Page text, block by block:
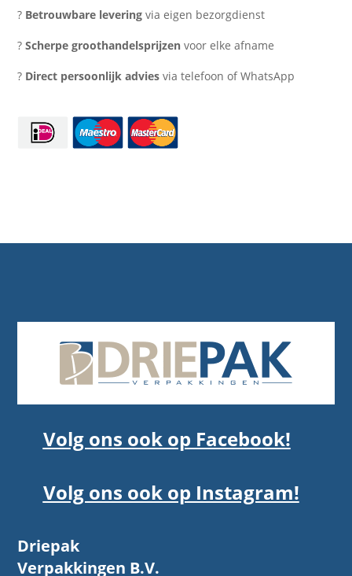
zwart
? Betrouwbare levering via eigen bezorgdienst
?Scherpe groothandelsprijzen voor elke afname
? Direct persoonlijk advies via telefoon of WhatsApp
Volg ons ook op Facebook!
Volg ons ook op Instagram!
Driepak
Verpakkingen B.V.